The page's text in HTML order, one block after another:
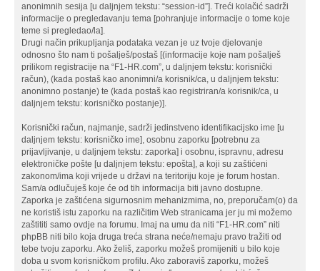
anonimnih sesija [u daljnjem tekstu: “session-id”]. Treći kolačić sadrži
informacije o pregledavanju tema [pohranjuje informacije o tome koje
teme si pregledao/la].
Drugi način prikupljanja podataka vezan je uz tvoje djelovanje
odnosno što nam ti pošalješ/postaš [(informacije koje nam pošalješ
prilikom registracije na “F1-HR.com”, u daljnjem tekstu: korisnički
račun), (kada postaš kao anonimni/a korisnik/ca, u daljnjem tekstu:
anonimno postanje) te (kada postaš kao registriran/a korisnik/ca, u
daljnjem tekstu: korisničko postanje)].
Korisnički račun, najmanje, sadrži jedinstveno identifikacijsko ime [u
daljnjem tekstu: korisničko ime], osobnu zaporku [potrebnu za
prijavljivanje, u daljnjem tekstu: zaporka] i osobnu, ispravnu, adresu
elektroničke pošte [u daljnjem tekstu: epošta], a koji su zaštićeni
zakonom/ima koji vrijede u državi na teritoriju koje je forum hostan.
Sam/a odlučuješ koje će od tih informacija biti javno dostupne.
Zaporka je zaštićena sigurnosnim mehanizmima, no, preporučam(o) da
ne koristiš istu zaporku na različitim Web stranicama jer ju mi možemo
zaštititi samo ovdje na forumu. Imaj na umu da niti “F1-HR.com” niti
phpBB niti bilo koja druga treća strana neće/nemaju pravo tražiti od
tebe tvoju zaporku. Ako želiš, zaporku možeš promijeniti u bilo koje
doba u svom korisničkom profilu. Ako zaboraviš zaporku, možeš